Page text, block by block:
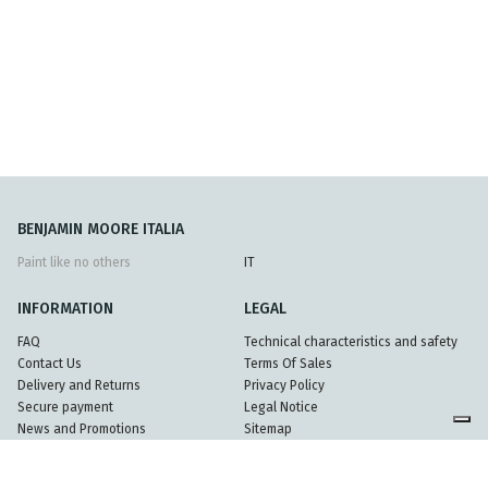
BENJAMIN MOORE ITALIA
Paint like no others IT
INFORMATION
FAQ
Contact Us
Delivery and Returns
Secure payment
News and Promotions
LEGAL
Technical characteristics and safety
Terms Of Sales
Privacy Policy
Legal Notice
Sitemap